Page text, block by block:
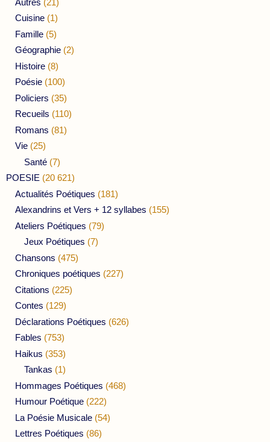
Cuisine (1)
Famille (5)
Géographie (2)
Histoire (8)
Poésie (100)
Policiers (35)
Recueils (110)
Romans (81)
Vie (25)
Santé (7)
POESIE (20 621)
Actualités Poétiques (181)
Alexandrins et Vers + 12 syllabes (155)
Ateliers Poétiques (79)
Jeux Poétiques (7)
Chansons (475)
Chroniques poétiques (227)
Citations (225)
Contes (129)
Déclarations Poétiques (626)
Fables (753)
Haikus (353)
Tankas (1)
Hommages Poétiques (468)
Humour Poétique (222)
La Poésie Musicale (54)
Lettres Poétiques (86)